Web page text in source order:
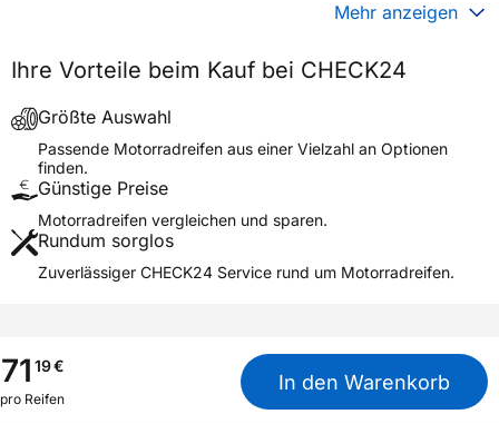
Fahrzeugtyp
Motorrad
Verwendung
Modellname
MC360 MID HARD R MST
Reifenposition
Motorradtyp
Motocross
Weitere Eigenschaften
M+S
Nein
M/C
Mehr anzeigen
Ihre Vorteile beim Kauf bei CHECK24
Größte Auswahl
Passende Motorradreifen aus einer Vielzahl an Optionen
finden.
Günstige Preise
Motorradreifen vergleichen und sparen.
Rundum sorglos
Zuverlässiger CHECK24 Service rund um Motorradreifen.
71 19€
pro Reifen
In den Warenkorb